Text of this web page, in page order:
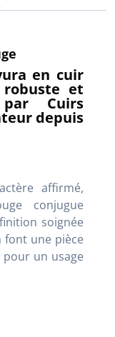
en cuir
et
Cuirs
depuis
affirmé,
conjugue
soignée
font une pièce
un usage